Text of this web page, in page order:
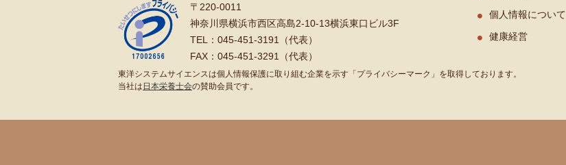
〒220-0011
神奈川県横浜市西区高島2-10-13横浜東口ビル3F
TEL：045-451-3191（代表）
FAX：045-451-3291（代表）
個人情報について
健康経営
東洋システムサイエンスは個人情報保護に取り組む企業を示す「プライバシーマーク」を取得しております。
当社は 日本栄養士会の賛助会員です。